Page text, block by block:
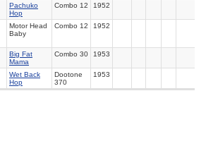
Pachuko
Hop
Combo 12 1952
Motor Head
Baby
Combo 12 1952
Big Fat
Mama
Combo 30 1953
Wet Back
Hop
Dootone
370
1953